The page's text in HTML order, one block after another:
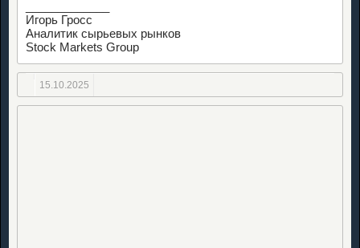
Игорь Гросс
Аналитик сырьевых рынков
Stock Markets Group
15.10.2025